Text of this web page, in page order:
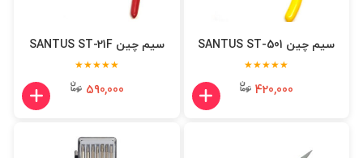
سیم چین SANTUS ST-501
★★★★★
420,000
سیم چین SANTUS ST-21F
★★★★★
590,000